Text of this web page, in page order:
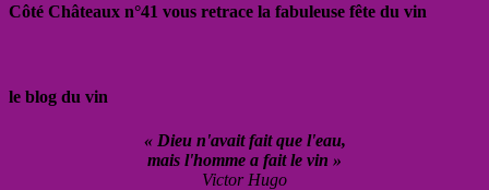
Côté Châteaux n°41 vous retrace la fabuleuse fête du vin
le blog du vin
« Dieu n'avait fait que l'eau,
mais l'homme a fait le vin »
Victor Hugo